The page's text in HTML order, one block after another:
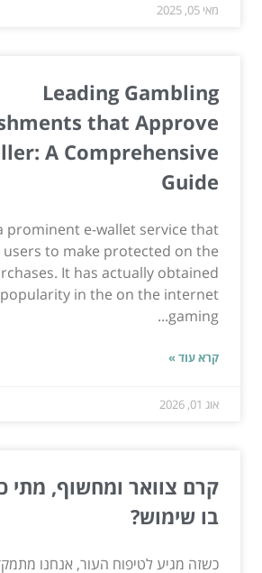
מאי 05, 2025
Leading Gambling
that Approve
A Comprehensive
Guide
prominent e-wallet service that
users to make protected on the
It has actually obtained
in the on the internet
gaming...
קרא עוד »
אוג 01, 2026
קרם צוואר ומחשוף, מתי
בו שימוש?
כשזה מגיע לטיפוח העור, אנחנו